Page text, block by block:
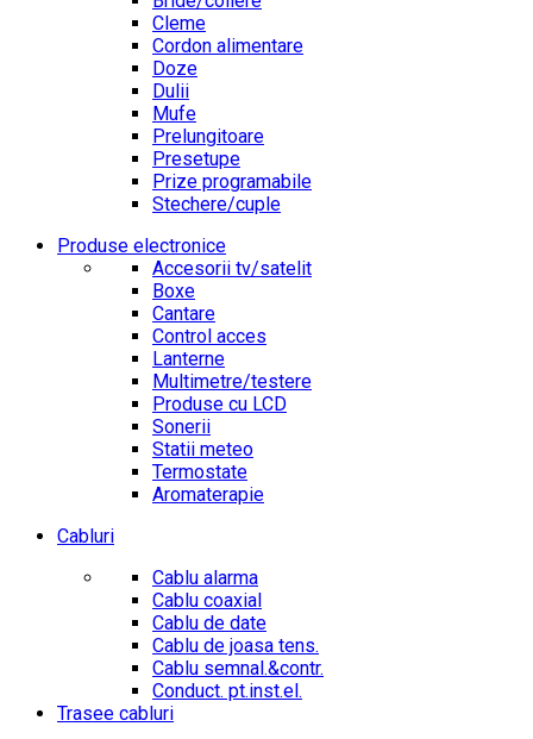
Cleme
Cordon alimentare
Doze
Dulii
Mufe
Prelungitoare
Presetupe
Prize programabile
Stechere/cuple
Produse electronice
Accesorii tv/satelit
Boxe
Cantare
Control acces
Lanterne
Multimetre/testere
Produse cu LCD
Sonerii
Statii meteo
Termostate
Aromaterapie
Cabluri
Cablu alarma
Cablu coaxial
Cablu de date
Cablu de joasa tens.
Cablu semnal.&contr.
Conduct. pt.inst.el.
Trasee cabluri